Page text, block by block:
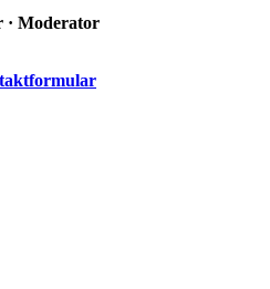
· Moderator